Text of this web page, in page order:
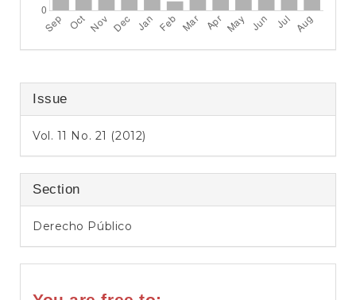
Issue
Vol. 11 No. 21 (2012)
Section
Derecho Público